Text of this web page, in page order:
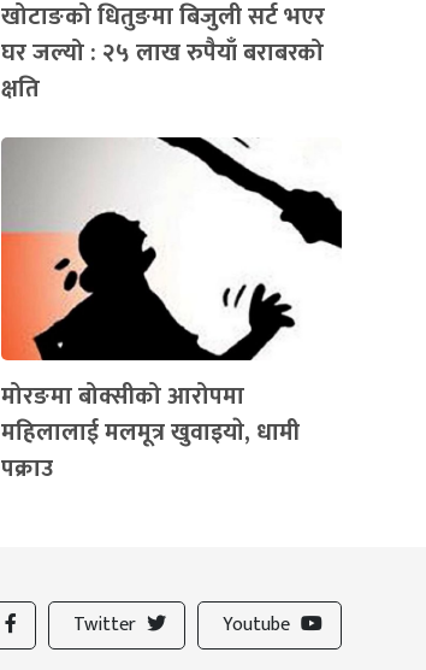
खोटाङको धितुङमा बिजुली सर्ट भएर
घर जल्यो : २५ लाख रुपैयाँ बराबरको
क्षति
मोरङमा बोक्सीको आरोपमा
महिलालाई मलमूत्र खुवाइयाे, धामी
पक्राउ
Twitter Youtube